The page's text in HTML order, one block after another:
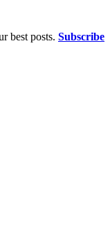
best posts. Subscribe